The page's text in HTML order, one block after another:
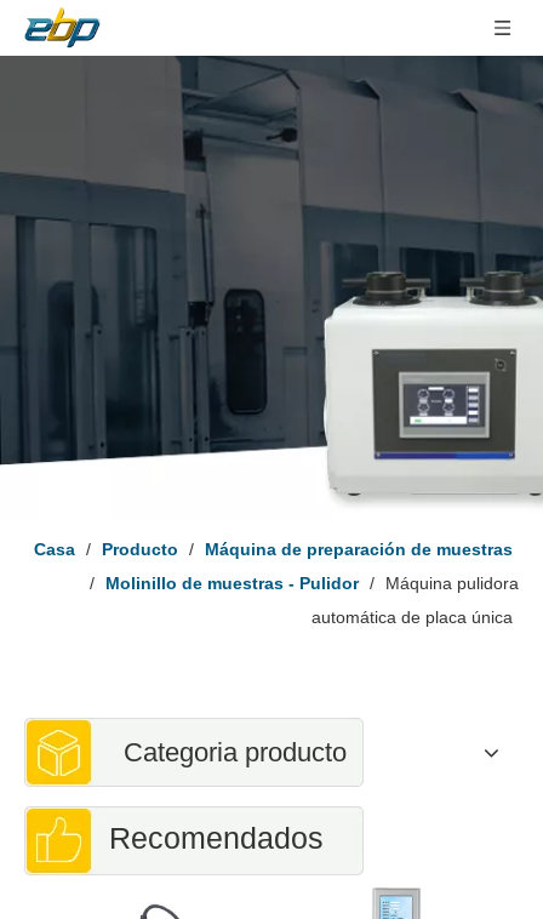
Casa / Producto /
Máquina de preparación de muestras
/
Molinillo de muestras - Pulidor /
Máquina pulidora
automática de placa única
Categoria producto
Recomendados